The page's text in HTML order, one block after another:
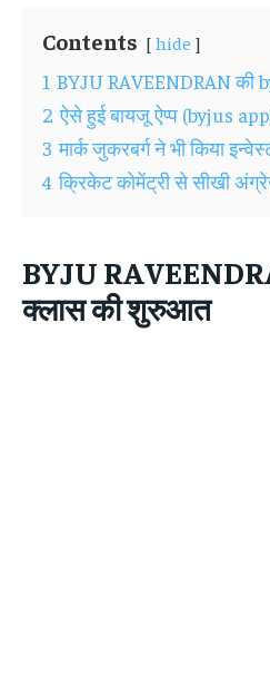
Contents hide
1 BYJU RAVEENDRAN
2 ऐसे हुई बायजू ऐप्प (byjus
3 मार्क जुकरबर्ग ने भी किया
4 क्रिकेट कोमेंट्री से सीखी
BYJU
क्लास की शुरुआत